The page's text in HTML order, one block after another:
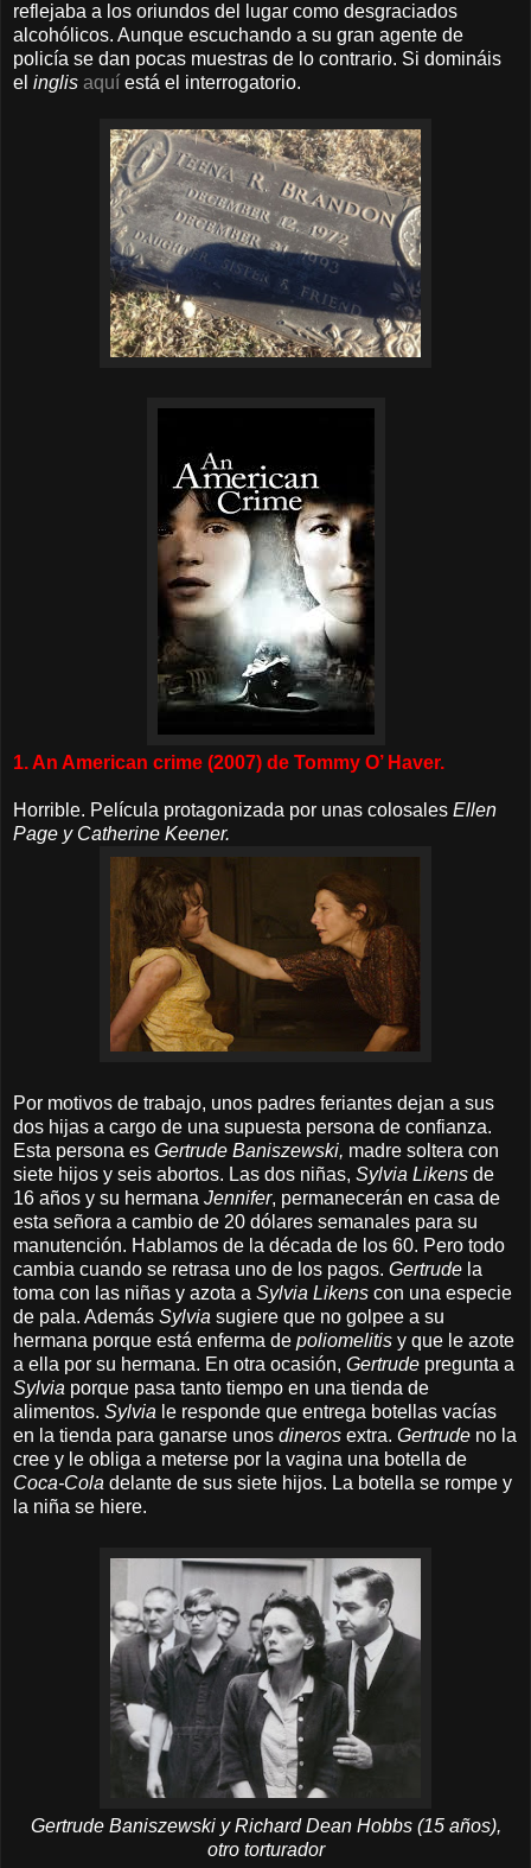
reflejaba a los oriundos del lugar como desgraciados
alcohólicos. Aunque escuchando a su gran agente de
policía se dan pocas muestras de lo contrario. Si domináis
el inglis aquí está el interrogatorio.
1. An American crime (2007) de Tommy O’ Haver.
Horrible. Película protagonizada por unas colosales Ellen
Page y Catherine Keener.
Por motivos de trabajo, unos padres feriantes dejan a sus
dos hijas a cargo de una supuesta persona de confianza.
Esta persona es Gertrude Baniszewski, madre soltera con
siete hijos y seis abortos. Las dos niñas, Sylvia Likens de
16 años y su hermana Jennifer, permanecerán en casa de
esta señora a cambio de 20 dólares semanales para su
manutención. Hablamos de la década de los 60. Pero todo
cambia cuando se retrasa uno de los pagos. Gertrude la
toma con las niñas y azota a Sylvia Likens con una especie
de pala. Además Sylvia sugiere que no golpee a su
hermana porque está enferma de poliomelitis y que le azote
a ella por su hermana. En otra ocasión, Gertrude pregunta a
Sylvia porque pasa tanto tiempo en una tienda de
alimentos. Sylvia le responde que entrega botellas vacías
en la tienda para ganarse unos dineros extra. Gertrude no la
cree y le obliga a meterse por la vagina una botella de
Coca-Cola delante de sus siete hijos. La botella se rompe y
la niña se hiere.
Gertrude Baniszewski y Richard Dean Hobbs (15 años),
otro torturador